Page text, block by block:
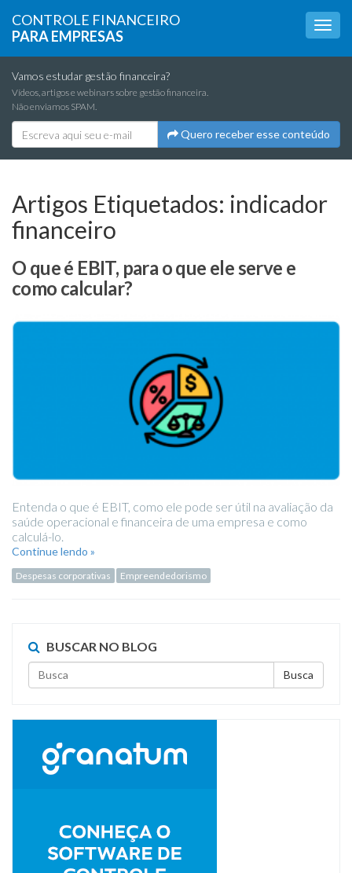
CONTROLE FINANCEIRO
PARA EMPRESAS
Vamos estudar gestão financeira?
Vídeos, artigos e webinars sobre gestão financeira.
Não enviamos SPAM.
Quero receber esse conteúdo
Artigos Etiquetados: indicador
financeiro
O que é EBIT, para o que ele serve e
como calcular?
Entenda o que é EBIT, como ele pode ser útil na avaliação da
saúde operacional e financeira de uma empresa e como
calculá-lo.
Continue lendo »
Despesas corporativas Empreendedorismo
BUSCAR NO BLOG
Busca